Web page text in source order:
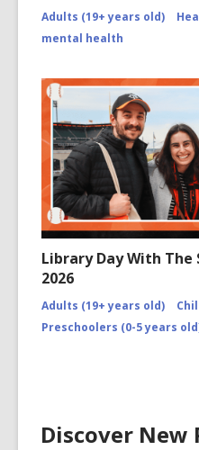
Adults (19+ years old)
mental health
Library Day With The
2026
Adults (19+ years old)
Preschoolers (0-5 years
Discover New